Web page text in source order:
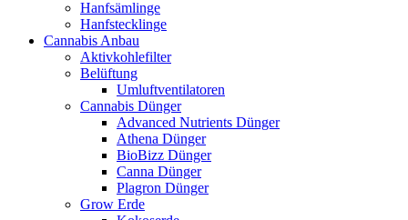
Hanfsämlinge
Hanfstecklinge
Cannabis Anbau
Aktivkohlefilter
Belüftung
Umluftventilatoren
Cannabis Dünger
Advanced Nutrients Dünger
Athena Dünger
BioBizz Dünger
Canna Dünger
Plagron Dünger
Grow Erde